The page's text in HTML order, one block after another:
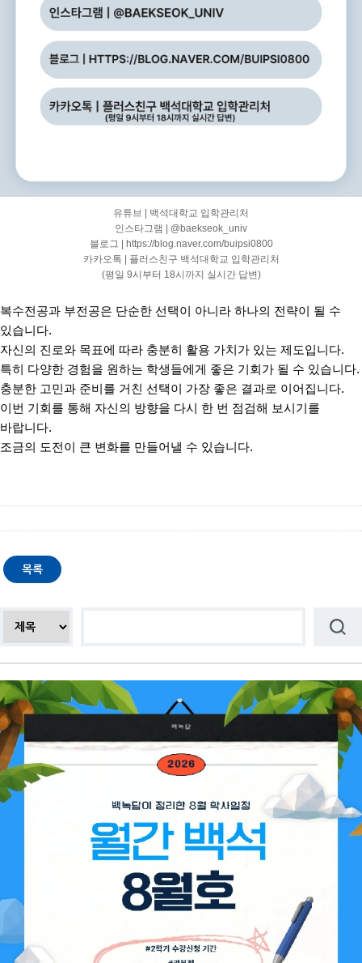
유튜브 | 백석대학교 입학관리처
인스타그램 | @baekseok_univ
블로그 | https://blog.naver.com/buipsi0800
카카오톡 | 플러스친구 백석대학교 입학관리처
(평일 9시부터 18시까지 실시간 답변)
복수전공과 부전공은 단순한 선택이 아니라 하나의 전략이 될 수
있습니다.
자신의 진로와 목표에 따라 충분히 활용 가치가 있는 제도입니다.
특히 다양한 경험을 원하는 학생들에게 좋은 기회가 될 수 있습니다.
충분한 고민과 준비를 거친 선택이 가장 좋은 결과로 이어집니다.
이번 기회를 통해 자신의 방향을 다시 한 번 점검해 보시기를
바랍니다.
조금의 도전이 큰 변화를 만들어낼 수 있습니다.